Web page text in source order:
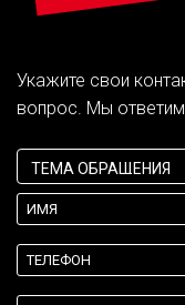
Укажите свои
вопрос. Мы